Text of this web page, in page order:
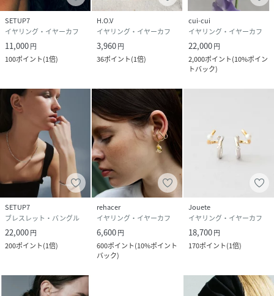
SETUP7
イヤリング・イヤーカフ
11,000円
100ポイント(1倍)
H.O.V
イヤリング・イヤーカフ
3,960円
36ポイント(1倍)
cui-cui
イヤリング・イヤーカフ
22,000円
2,000ポイント(10%ポイン
トバック)
SETUP7
ブレスレット・バングル
22,000円
200ポイント(1倍)
rehacer
イヤリング・イヤーカフ
6,600円
600ポイント(10%ポイント
バック)
Jouete
イヤリング・イヤーカフ
18,700円
170ポイント(1倍)